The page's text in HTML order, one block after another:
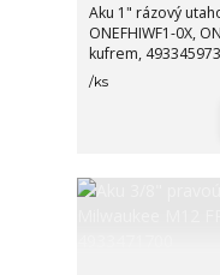
Aku 1" rázový
ONEFHIWF1-0X,
kufrem,
/ks